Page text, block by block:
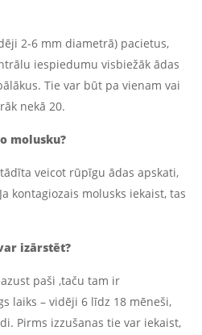
2-6 mm diametrā) pacietus,
iespiedumu visbiežāk ādas
Tie var būt pa vienam vai
nekā 20.
molusku?
veicot rūpīgu ādas apskati,
kontagiozais molusks iekaist, tas
izārstēt?
paši ,taču tam ir
laiks – vidēji 6 līdz 18 mēneši,
Pirms izzušanas tie var iekaist,